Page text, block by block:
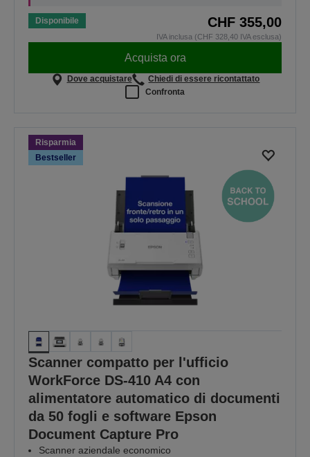
Disponibile CHF 355,00
IVA inclusa (CHF 328,40 IVA esclusa)
Acquista ora
Dove acquistare
Chiedi di essere ricontattato
Confronta
Risparmia
Bestseller
Scanner compatto per l'ufficio
WorkForce DS-410 A4 con
alimentatore automatico di documenti
da 50 fogli e software Epson
Document Capture Pro
Scanner aziendale economico